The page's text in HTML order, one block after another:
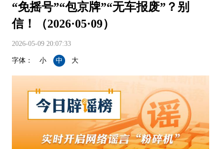
“免摇号”“包京牌”“无车报废”？别
信！（2026·05·09）
2026-05-09 20:07:33
字体： 小 中 大